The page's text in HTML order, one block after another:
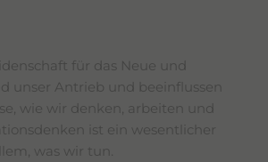
für das Neue und
unser Antrieb und beeinflussen
wie wir denken, arbeiten und
ist ein wesentlicher
was wir tun.